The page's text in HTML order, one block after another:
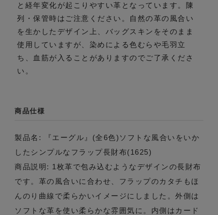
と経年変化が起こりやすい革となっています。陳
列・保管時はご注意ください。自然の革の風合い
を生かしたデザイン上、バッグスキンをそのまま
使用していますが、染めによる色むらや毛羽立
ち、血筋が入ることがありますのでご了承くださ
い。
商品仕様
製品名: 『エーグル』(全6色)ソフトな風合いをいか
したシンプルなフラップ長財布(1625)
商品説明: 1枚革で包み込むようなデザインの長財布
です。革の風合いに合わせ、フラップのカタチもほ
んのり曲線で柔らかいイメージにしました。外側は
ソフトな革を使い柔らかな雰囲気に。内側はカード